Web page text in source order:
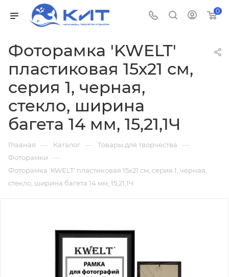
0
Фоторамка 'KWELT'
пластиковая 15х21 см,
серия 1, черная,
стекло, ширина
багета 14 мм, 15,21,1Ч
Главная — Каталог — Товары для творчества —
Фоторамки —
Фоторамка 'KWELT' пластиковая 15х21 см, серия 1, черная,
стекло, ширина багета 14 мм, 15,21,1Ч